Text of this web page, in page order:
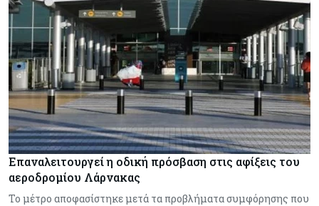
Επαναλειτουργεί η οδική πρόσβαση στις αφίξεις του
αεροδρομίου Λάρνακας
Το μέτρο αποφασίστηκε μετά τα προβλήματα συμφόρησης που